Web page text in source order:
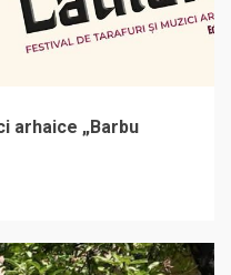
arhaice „Barbu